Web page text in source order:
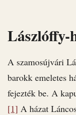
Lászlóffy-
A szamosújvári
barokk emeletes
fejezték be. A
[1] A házat